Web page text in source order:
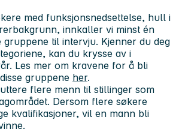
med funksjonsnedsettelse, hull i
innkaller vi minst én
gruppene til intervju. Kjenner du deg
kan du krysse av i
Les mer om kravene for å bli
gruppene her.
flere menn til stillinger som
Dersom flere søkere
kvalifikasjoner, vil en mann bli